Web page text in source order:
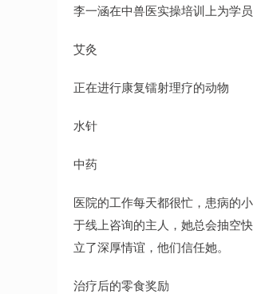
李一涵在中兽医实操培训上为学
艾灸
正在进行康复镭射理疗的动物
水针
中药
医院的工作每天都很忙，患病的
于线上咨询的主人，她总会抽空
立了深厚情谊，他们信任她。
治疗后的零食奖励